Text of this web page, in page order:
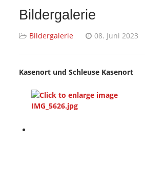
Bildergalerie
Bildergalerie 08. Juni 2023
Kasenort und Schleuse Kasenort